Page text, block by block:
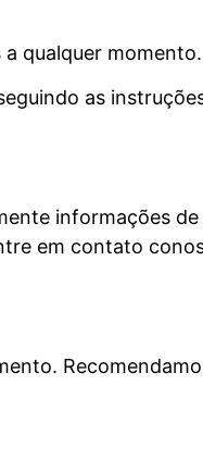
qualquer momento.
as
informações
em contato